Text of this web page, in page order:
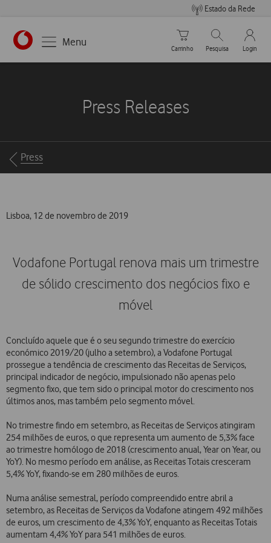
Estado da Rede
https://www.vodafone.pt
Menu
Carrinho de compras
Carrinho
Pesquisar
Pesquisa
My
Login
Press Releases
Breadcrumbs
Press
Lisboa, 12 de novembro de 2019
Vodafone Portugal renova mais um trimestre
de sólido crescimento dos negócios fixo e
móvel
Concluído aquele que é o seu segundo trimestre do exercício
económico 2019/20 (julho a setembro), a Vodafone Portugal
prossegue a tendência de crescimento das Receitas de Serviços,
principal indicador de negócio, impulsionado não apenas pelo
segmento fixo, que tem sido o principal motor do crescimento nos
últimos anos, mas também pelo segmento móvel.
No trimestre findo em setembro, as Receitas de Serviços atingiram
254 milhões de euros, o que representa um aumento de 5,3% face
ao trimestre homólogo de 2018 (crescimento anual, Year on Year, ou
YoY). No mesmo período em análise, as Receitas Totais cresceram
5,4% YoY, fixando-se em 280 milhões de euros.
Numa análise semestral, período compreendido entre abril a
setembro, as Receitas de Serviços da Vodafone atingem 492 milhões
de euros, um crescimento de 4,3% YoY, enquanto as Receitas Totais
aumentam 4,4% YoY para 541 milhões de euros.